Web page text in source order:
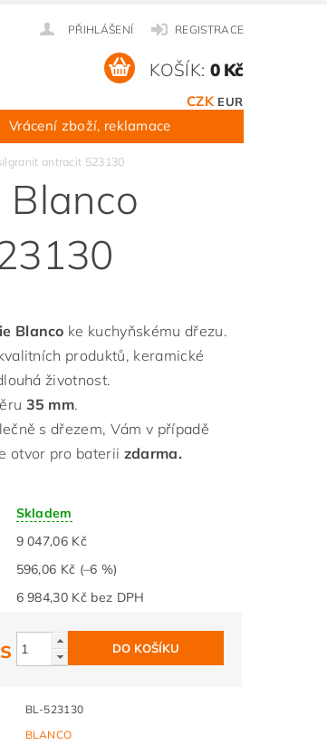
PŘIHLÁŠENÍ REGISTRACE
CZK EUR
KOŠÍK: 0 Kč
Vrácení zboží, reklamace
antracit 523130
Blanco ke kuchyňskému dřezu.
produktů, keramické
životnost.
35 mm.
s dřezem, Vám v případě
otvor pro baterii zdarma.
Skladem
9 047,06 Kč
596,06 Kč (–6 %)
6 984,30 Kč bez DPH
BL-523130
BLANCO